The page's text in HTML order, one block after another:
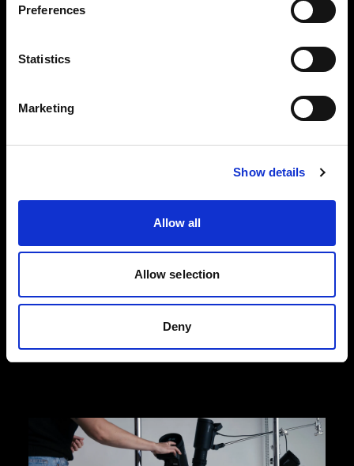
Preferences
Statistics
Marketing
Show details
Allow all
Allow selection
Deny
dell'e-commerce della moda, le nostre soluzioni
dall'alto ti aiutano a scattare foto di prodotti di
Scegli l'efficienza e la facilità di Profoto
StyleShoots Horizontal o opta per la piena